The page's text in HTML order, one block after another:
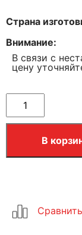
Страна
Внимание
В связи с
цену
В